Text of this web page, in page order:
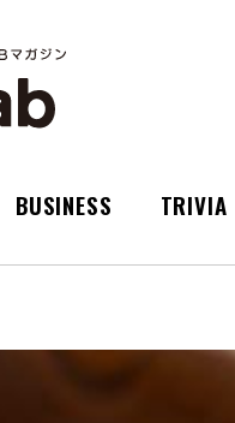
BUSINESS TRIVIA